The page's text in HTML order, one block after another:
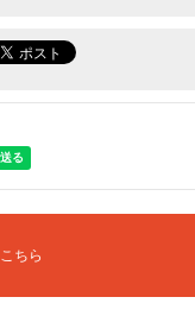
届けします。
ちら